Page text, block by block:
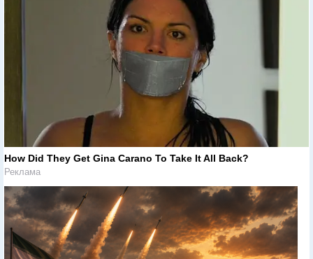
How Did They Get Gina Carano To Take It All Back?
Реклама